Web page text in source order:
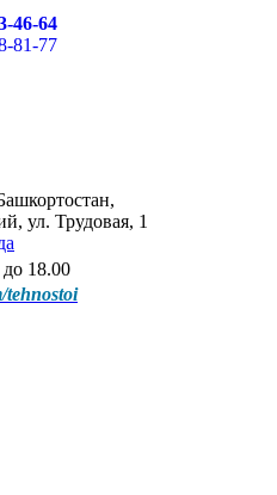
46-64
81-77
ул. Трудовая, 1
18.00
tehnostoi